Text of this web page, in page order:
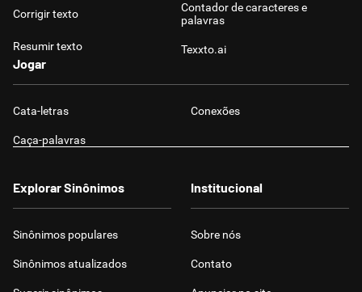
Corrigir texto
Resumir texto
Contador de caracteres e
palavras
Texxto.ai
Jogar
Cata-letras Conexões
Caça-palavras
Explorar Sinônimos
Sinônimos populares
Sinônimos atualizados
Institucional
Sobre nós
Contato